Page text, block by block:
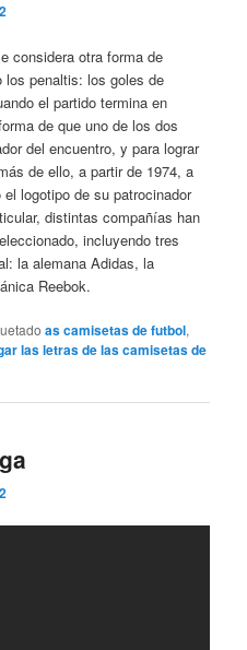
considera otra forma de
los penaltis: los goles de
el partido termina en
de que uno de los dos
del encuentro, y para lograr
de ello, a partir de 1974, a
logotipo de su patrocinador
distintas compañías han
incluyendo tres
la alemana Adidas, la
Reebok.
as camisetas de futbol,
las letras de las camisetas de